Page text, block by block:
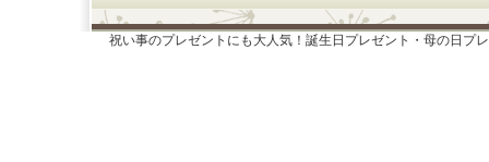
祝い事のプレゼントにも大人気！誕生日プレゼント・母の日プ